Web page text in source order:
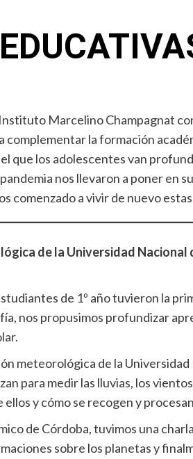
Marcelino Champagnat
complementar la formación
que los adolescentes van
nos llevaron a poner en
comenzado a vivir de nuevo
de la Universidad
de 1º año tuvieron la
nos propusimos profundizar
meteorológica de la
para medir las lluvias, los
y cómo se recogen y
de Córdoba, tuvimos una
sobre los planetas y